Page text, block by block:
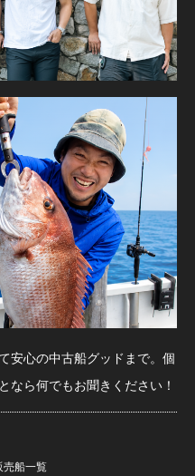
安心の中古船グッドまで。個
なら何でもお聞きください！
売船一覧